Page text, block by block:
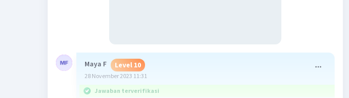
Maya F Level 10
28 November 2023 11:31
Jawaban terverifikasi